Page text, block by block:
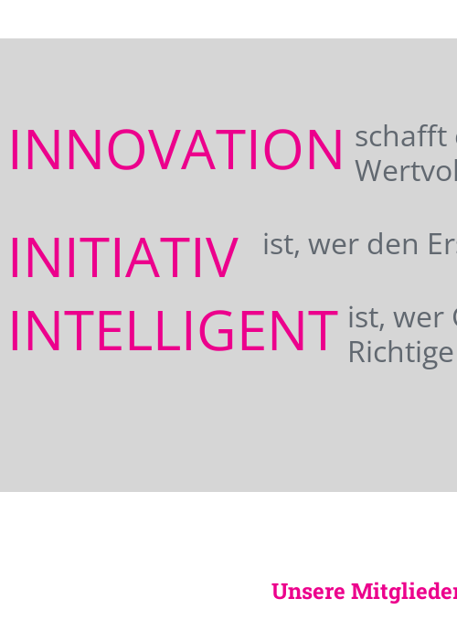
INNOVATION schafft
INITIATIV ist, wer den
INTELLIGENT ist, wer
Unsere